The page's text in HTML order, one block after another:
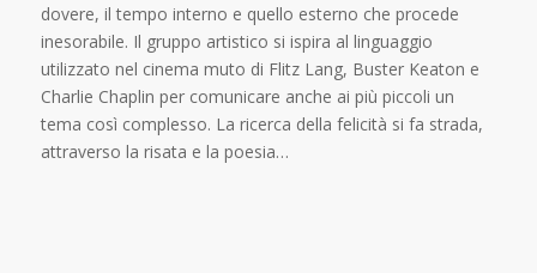
dovere, il tempo interno e quello esterno che procede
inesorabile. Il gruppo artistico si ispira al linguaggio
utilizzato nel cinema muto di Flitz Lang, Buster Keaton e
Charlie Chaplin per comunicare anche ai più piccoli un
tema così complesso. La ricerca della felicità si fa strada,
attraverso la risata e la poesia…